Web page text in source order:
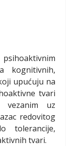
kognitivnih,
upućuju na
tvari
vezanim uz
redovitog
tolerancije,
tvari.